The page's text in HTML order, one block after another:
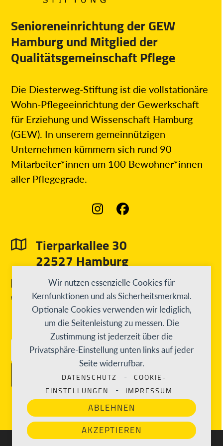
Wir nutzen essenzielle Cookies für
Kernfunktionen und als Sicherheitsmerkmal.
Optionale Cookies verwenden wir lediglich,
um die Seitenleistung zu messen. Die
Zustimmung ist jederzeit über die
Privatsphäre-Einstellung unten links auf jeder
Seite widerrufbar.
DATENSCHUTZ -
COOKIE-
EINSTELLUNGEN
- IMPRESSUM
AKZEPTIEREN
ABLEHNEN
Senioreneinrichtung der GEW
Hamburg und Mitglied der
Qualitätsgemeinschaft Pflege
Die Diesterweg-Stiftung ist die vollstationäre
Wohn-Pflegeeinrichtung der Gewerkschaft
für Erziehung und Wissenschaft Hamburg
(GEW). In unserem gemeinnützigen
Unternehmen kümmern sich rund 90
Mitarbeiter*innen um 100 Bewohner*innen
aller Pflegegrade.
InstagramFacebook
Tierparkallee 30
22527 Hamburg
info@diesterweg-stiftung.de
040 31 97 55 3 - 0
E-Mail-Adresse
ABONNIEREN
© 2026 Diesterweg Stiftung
und starte Deine Karriere oder